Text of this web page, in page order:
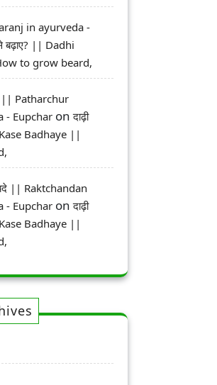
in ayurveda -
बढ़ाए? || Dadhi
to grow beard,
|| Patharchur
- Eupchar onदाढ़ी
Badhaye ||
|| Raktchandan
- Eupchar onदाढ़ी
Badhaye ||